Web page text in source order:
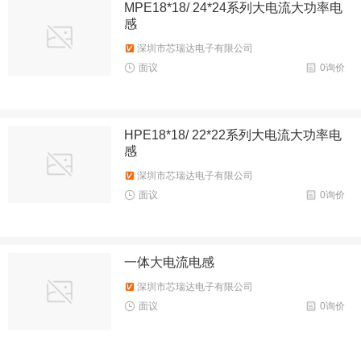
MPE18*18/ 24*24系列大电流大功率电
感
深圳市芯瑞达电子有限公司
0询价
面议
HPE18*18/ 22*22系列大电流大功率电
感
深圳市芯瑞达电子有限公司
0询价
面议
一体大电流电感
深圳市芯瑞达电子有限公司
0询价
面议